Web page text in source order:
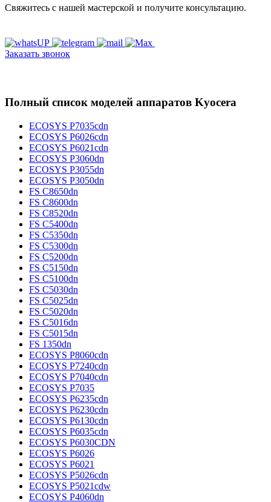
Свяжитесь с нашей мастерской и получите консультацию.
Заказать звонок
Полный список моделей аппаратов Kyocera
ECOSYS P7035cdn
ECOSYS P6026cdn
ECOSYS P6021cdn
ECOSYS P3060dn
ECOSYS P3055dn
ECOSYS P3050dn
FS C8650dn
FS C8600dn
FS C8520dn
FS C5400dn
FS C5350dn
FS C5300dn
FS C5200dn
FS C5150dn
FS C5100dn
FS C5030dn
FS C5025dn
FS C5020dn
FS C5016dn
FS C5015dn
FS 1350dn
ECOSYS P8060cdn
ECOSYS P7240cdn
ECOSYS P7040cdn
ECOSYS P7035
ECOSYS P6235cdn
ECOSYS P6230cdn
ECOSYS P6130cdn
ECOSYS P6035cdn
ECOSYS P6030CDN
ECOSYS P6026
ECOSYS P6021
ECOSYS P5026cdn
ECOSYS P5021cdw
ECOSYS P4060dn